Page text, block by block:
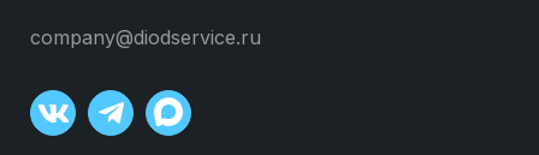
company@diodservice.ru